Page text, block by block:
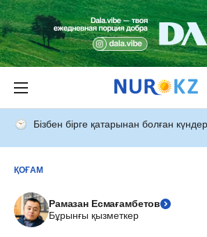
Бізбен бірге қатарынан болған
ҚОҒАМ
Рамазан Есмағамбетов
Бұрынғы қызметкер